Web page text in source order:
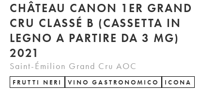
CHÂTEAU CANON 1ER GRAND
CRU CLASSÉ B (CASSETTA IN
LEGNO A PARTIRE DA 3 MG)
2021
Saint-Émilion Grand Cru AOC
FRUTTI NERI VINO GASTRONOMICO ICONA